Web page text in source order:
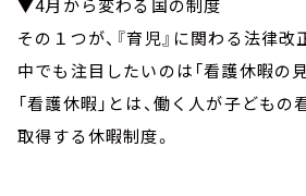
▼4月から変わる国の制度
その１つが、『育児』に関わる法律改
中でも注目したいのは「看護休暇の見
「看護休暇」とは、働く人が子ども
取得する休暇制度。